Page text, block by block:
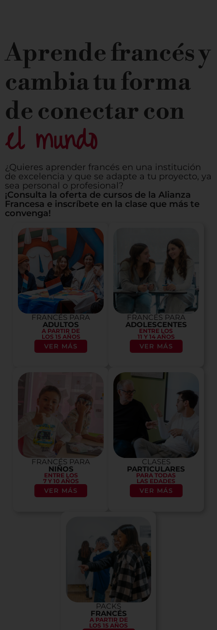
Aprende francés y
cambia tu forma
de conectar con
el mundo
¿Quieres aprender francés en una institución
de excelencia y que se adapte a tu proyecto, ya
sea personal o profesional?
¡Consulta la oferta de cursos de la Alianza
Francesa e inscríbete en la clase que más te
convenga!
FRANCÉS PARA
ADULTOS
A PARTIR DE
LOS 15 AÑOS
VER MÁS
FRANCÉS PARA
ADOLESCENTES
ENTRE LOS
11 Y 14 AÑOS
VER MÁS
FRANCÉS PARA
NIÑOS
ENTRE LOS
7 Y 10 AÑOS
VER MÁS
CLASES
PARTICULARES
PARA TODAS
LAS EDADES
VER MÁS
PACKS
FRANCÉS
A PARTIR DE
LOS 15 AÑOS